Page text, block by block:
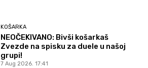
KOŠARKA
NEOČEKIVANO: Bivši košarkaš
Zvezde na spisku za duele u našoj
grupi!
7 Aug 2026. 17:41